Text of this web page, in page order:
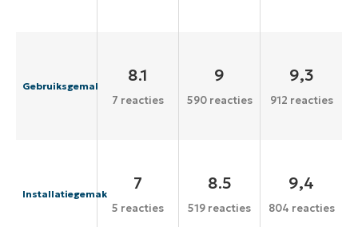
Gebruiksgemak
8.1
7 reacties
9
590 reacties
9,3
912 reacties
Installatiegemak
7
5 reacties
8.5
519 reacties
9,4
804 reacties